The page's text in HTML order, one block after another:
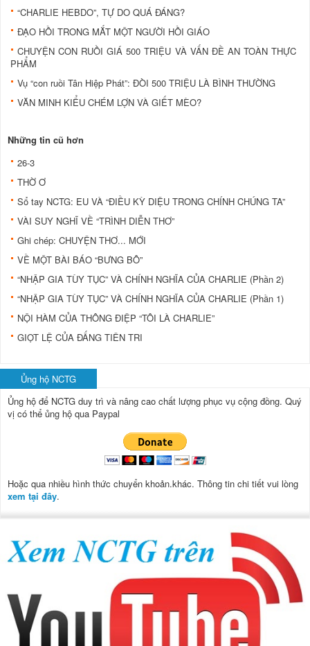
“CHARLIE HEBDO”, TỰ DO QUÁ ĐÁNG?
ĐẠO HỒI TRONG MẮT MỘT NGƯỜI HỒI GIÁO
CHUYỆN CON RUỒI GIÁ 500 TRIỆU VÀ VẤN ĐỀ AN TOÀN THỰC
PHẨM
Vụ “con ruồi Tân Hiệp Phát”: ĐÒI 500 TRIỆU LÀ BÌNH THƯỜNG
VĂN MINH KIỂU CHÉM LỢN VÀ GIẾT MÈO?
Những tin cũ hơn
26-3
THỜ Ơ
Sổ tay NCTG: EU VÀ “ĐIỀU KỲ DIỆU TRONG CHÍNH CHÚNG TA”
VÀI SUY NGHĨ VỀ “TRÌNH DIỄN THƠ”
Ghi chép: CHUYỆN THƠ... MỚI
VỀ MỘT BÀI BÁO “BƯNG BÔ”
“NHẬP GIA TÙY TỤC” VÀ CHÍNH NGHĨA CỦA CHARLIE (Phần 2)
“NHẬP GIA TÙY TỤC” VÀ CHÍNH NGHĨA CỦA CHARLIE (Phần 1)
NỘI HÀM CỦA THÔNG ĐIỆP “TÔI LÀ CHARLIE”
GIỌT LỆ CỦA ĐẤNG TIÊN TRI
Ủng hộ NCTG
Ủng hộ để NCTG duy trì và nâng cao chất lượng phục vụ cộng đồng. Quý
vị có thể ủng hộ qua Paypal
Hoặc qua nhiều hình thức chuyển khoản.khác. Thông tin chi tiết vui lòng
xem tại đây.